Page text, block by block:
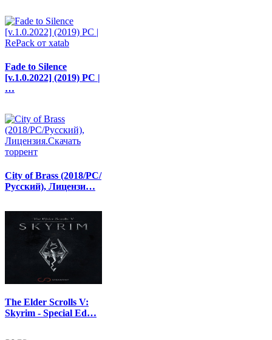
Fade to Silence
[v.1.0.2022] (2019) PC |
…
City of Brass (2018/PC/
Русский), Лицензи…
The Elder Scrolls V:
Skyrim - Special Ed…